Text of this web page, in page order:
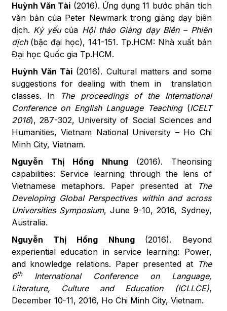
Huỳnh Văn Tài (2016). Ứng dụng 11 bước phân tích
văn bản của Peter Newmark trong giảng dạy biên
dịch. Kỷ yếucủa Hội thảo Giảng dạy Biên – Phiên
dịch (bậc đại học), 141-151. Tp.HCM: Nhà xuất bản
Đại học Quốc gia Tp.HCM.
Huỳnh Văn Tài (2016). Cultural matters and some
suggestions for dealing with them in translation
classes. In
The proceedings of the International
Conference on English Language Teaching (ICELT
2016), 287-302, University of Social Sciences and
Humanities, Vietnam National University – Ho Chi
Minh City, Vietnam.
Nguyễn Thị Hồng Nhung (2016). Theorising
capabilities: Service learning through the lens of
Vietnamese metaphors. Paper presented at
The
Developing Global Perspectives within and across
Universities Symposium, June 9-10, 2016, Sydney,
Australia.
Nguyễn Thị Hồng Nhung (2016). Beyond
experiential education in service learning: Power,
and knowledge relations. Paper presented at The
6thInternational Conference on Language,
Literature, Culture and Education (ICLLCE),
December 10-11, 2016, Ho Chi Minh City, Vietnam.